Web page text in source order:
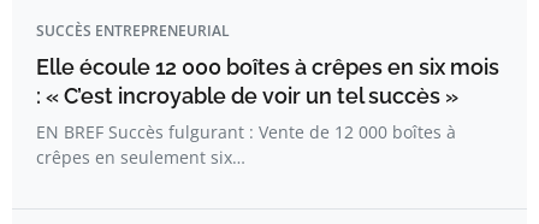
SUCCÈS ENTREPRENEURIAL
Elle écoule 12 000 boîtes à crêpes en six mois
: « C’est incroyable de voir un tel succès »
EN BREF Succès fulgurant : Vente de 12 000 boîtes à
crêpes en seulement six…